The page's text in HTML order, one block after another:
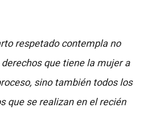
respetado contempla no
que tiene la mujer a
sino también todos los
que se realizan en el recién